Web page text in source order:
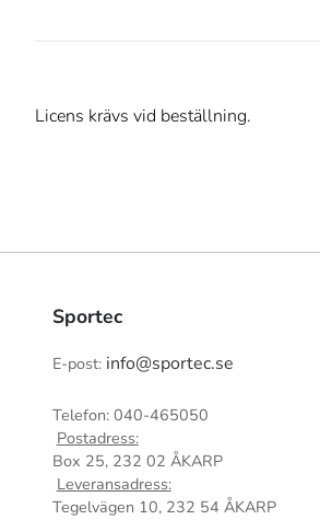
Licens krävs vid beställning.
Sportec
E-post: info@sportec.se
Telefon: 040-465050
Postadress:
Box 25, 232 02 ÅKARP
Leveransadress:
Tegelvägen 10, 232 54 ÅKARP